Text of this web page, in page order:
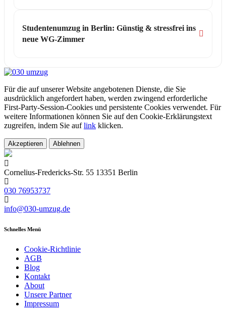
Studentenumzug in Berlin: Günstig & stressfrei ins
neue WG-Zimmer
Für die auf unserer Website angebotenen Dienste, die Sie
ausdrücklich angefordert haben, werden zwingend erforderliche
First-Party-Session-Cookies und persistente Cookies verwendet. Für
weitere Informationen können Sie auf den Cookie-Erklärungstext
zugreifen, indem Sie auflink klicken.
Akzeptieren Ablehnen
Cornelius-Fredericks-Str. 55 13351 Berlin
030 76953737
info@030-umzug.de
Schnelles Menü
Cookie-Richtlinie
AGB
Blog
Kontakt
About
Unsere Partner
Impressum